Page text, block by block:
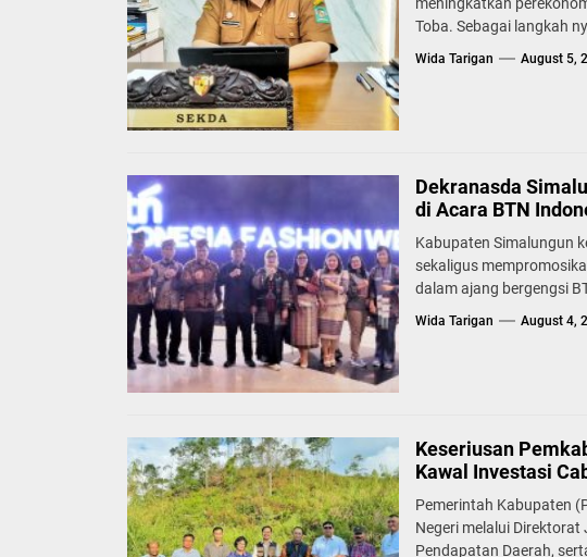
Toba. Sebagai langkah
Wida Tarigan August 5,
Dekranasda
di Acara BTN
Kabupaten Simalungun
sekaligus
dalam ajang bergengsi
Wida Tarigan August 4,
Keseriusan
Kawal Investasi
Pemerintah Kabupaten
Negeri melalui
Pendapatan Daerah,